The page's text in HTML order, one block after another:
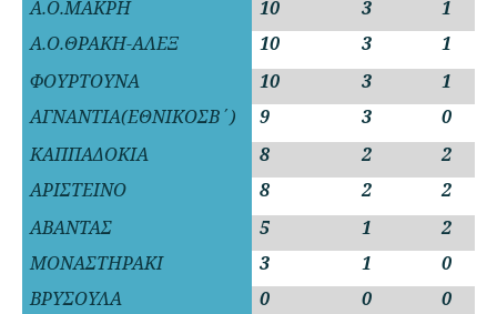
Α.Ο.ΜΑΚΡΗ
10 3
1
Α.Ο.ΘΡΑΚΗ-ΑΛΕΞ
10 3
1
ΦΟΥΡΤΟΥΝΑ
10 3
1
ΑΓΝΑΝΤΙΑ(ΕΘΝΙΚΟΣΒ΄)
9 3
0
ΚΑΠΠΑΔΟΚΙΑ
8 2
2
ΑΡΙΣΤΕΙΝΟ
8 2
2
ΑΒΑΝΤΑΣ
5 1
2
ΜΟΝΑΣΤΗΡΑΚΙ
3 1
0
ΒΡΥΣΟΥΛΑ
0 0 0